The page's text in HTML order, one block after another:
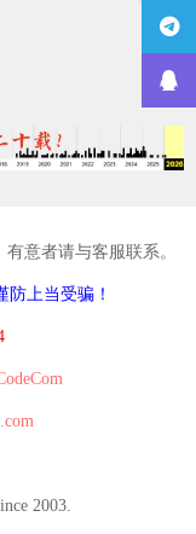
意者请与客服联系。
上当受骗！
2003.